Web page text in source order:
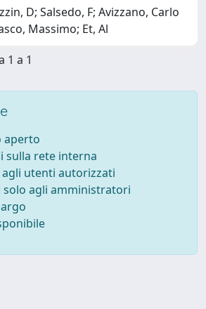
D; Salsedo, F; Avizzano, Carlo
Massimo; Et, Al
1 a 1
aperto
sulla rete interna
utenti autorizzati
agli amministratori